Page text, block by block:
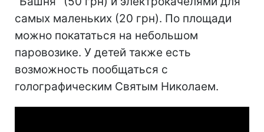
самых маленьких (20 грн). По площади
можно покататься на небольшом
паровозике. У детей также есть
возможность пообщаться с
голографическим Святым Николаем.